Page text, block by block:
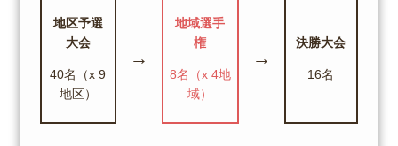
地区予選
大会
40名（x 9
地区）
→
地域選手
権
8名（x 4地
域）
→
決勝大会
16名